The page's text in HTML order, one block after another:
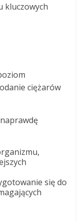
kluczowych
ciężarów
się do